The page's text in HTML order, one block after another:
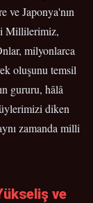
ve Japonya'nın
Millilerimiz,
milyonlarca
oluşunu temsil
gururu, hâlâ
diken
zamanda milli
ve